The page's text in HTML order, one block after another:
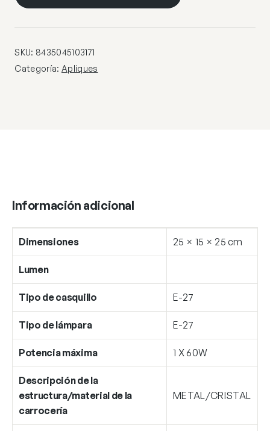
NEGRO
60W
E-
SKU: 8435045103171
Categoría: Apliques
Información adicional
Dimensiones 25 × 15 × 25 cm
Lumen
Tipo de casquillo E-27
Tipo de lámpara E-27
Potencia máxima 1 X 60W
Descripción de la
estructura/material de la
carrocería
METAL/CRISTAL